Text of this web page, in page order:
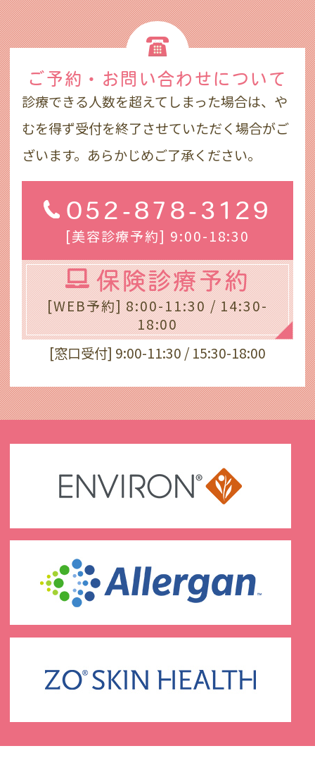
ご予約・お問い合わせ について
診療できる人数を超えてしまった場合は、や
むを得ず受付を終了させていただく場合がご
ざいます。あらかじめご了承ください。
052-878-3129
[美容診療予約] 9:00-18:30
保険診療予約
[WEB予約] 8:00-11:30 / 14:30-
18:00
[窓口受付] 9:00-11:30 / 15:30-18:00